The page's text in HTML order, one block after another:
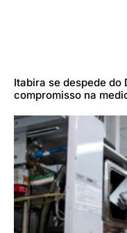
Itabira se despede do
compromisso na